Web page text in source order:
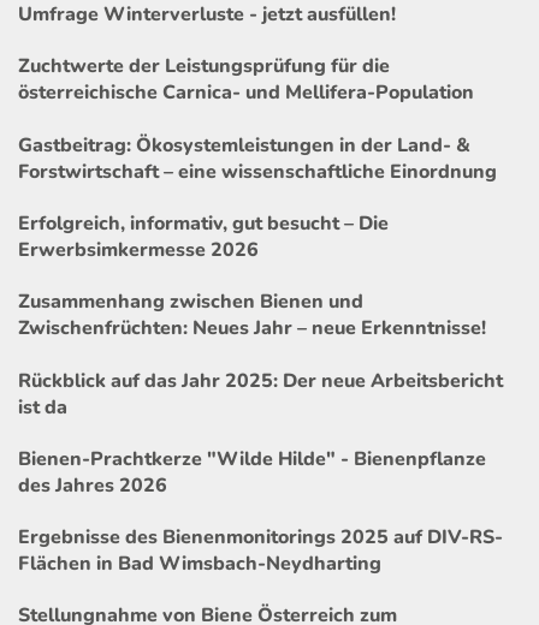
Umfrage Winterverluste - jetzt ausfüllen!
Zuchtwerte der Leistungsprüfung für die
österreichische Carnica- und Mellifera-Population
Gastbeitrag: Ökosystemleistungen in der Land- &
Forstwirtschaft – eine wissenschaftliche Einordnung
Erfolgreich, informativ, gut besucht – Die
Erwerbsimkermesse 2026
Zusammenhang zwischen Bienen und
Zwischenfrüchten: Neues Jahr – neue Erkenntnisse!
Rückblick auf das Jahr 2025: Der neue Arbeitsbericht
ist da
Bienen-Prachtkerze "Wilde Hilde" - Bienenpflanze
des Jahres 2026
Ergebnisse des Bienenmonitorings 2025 auf DIV-RS-
Flächen in Bad Wimsbach-Neydharting
Stellungnahme von Biene Österreich zum